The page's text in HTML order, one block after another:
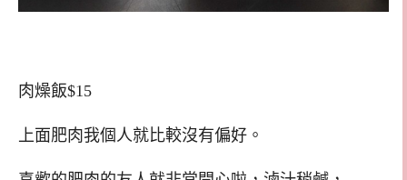
肉燥飯$15
上面肥肉我個人就比較沒有偏好。